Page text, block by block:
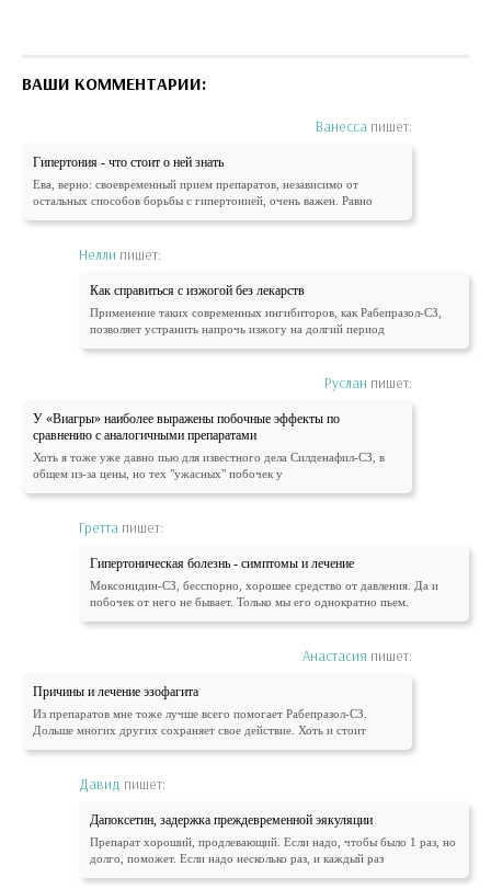
ВАШИ КОММЕНТАРИИ:
Ванесса пишет:
Гипертония - что стоит о ней знать
Ева, верно: своевременный прием препаратов, независимо от
остальных способов борьбы с гипертонией, очень важен. Равно
Нелли пишет:
Как справиться с изжогой без лекарств
Применение таких современных ингибиторов, как Рабепразол-СЗ,
позволяет устранить напрочь изжогу на долгий период
Руслан пишет:
У «Виагры» наиболее выражены побочные эффекты по
сравнению с аналогичными препаратами
Хоть я тоже уже давно пью для известного дела Силденафил-СЗ, в
общем из-за цены, но тех "ужасных" побочек у
Гретта пишет:
Гипертоническая болезнь - симптомы и лечение
Моксонидин-СЗ, бесспорно, хорошее средство от давления. Да и
побочек от него не бывает. Только мы его однократно пьем.
Анастасия пишет:
Причины и лечение эзофагита
Из препаратов мне тоже лучше всего помогает Рабепразол-СЗ.
Дольше многих других сохраняет свое действие. Хоть и стоит
Давид пишет:
Дапоксетин, задержка преждевременной эякуляции
Препарат хороший, продлевающий. Если надо, чтобы было 1 раз, но
долго, поможет. Если надо несколько раз, и каждый раз